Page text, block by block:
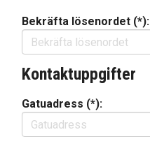
Bekräfta lösenordet (*):
Kontaktuppgifter
Gatuadress (*):